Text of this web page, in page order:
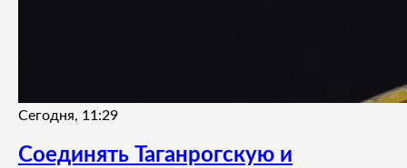
Сегодня, 11:29
Соединять Таганрогскую и